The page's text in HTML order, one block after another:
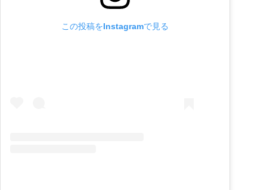
この投稿をInstagramで見る